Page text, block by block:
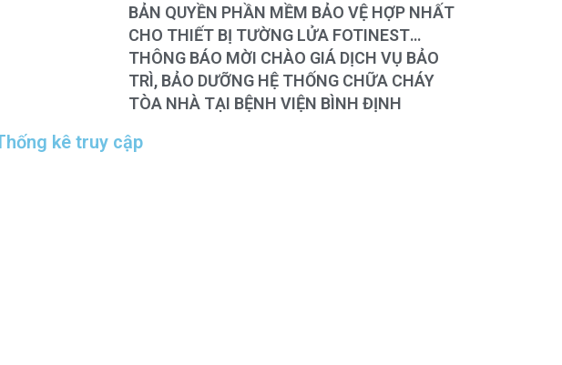
BẢN QUYỀN PHẦN MỀM BẢO VỆ HỢP NHẤT
CHO THIẾT BỊ TƯỜNG LỬA FOTINEST
FORTIGATE – 400F
THÔNG BÁO MỜI CHÀO GIÁ DỊCH VỤ BẢO
TRÌ, BẢO DƯỠNG HỆ THỐNG CHỮA CHÁY
TÒA NHÀ TẠI BỆNH VIỆN BÌNH ĐỊNH
kê truy cập